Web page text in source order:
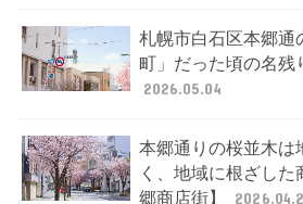
札幌市白石区本郷通
町」だった頃の名残
2026.05.04
本郷通りの桜並木は
く、地域に根ざし
郷商店街】